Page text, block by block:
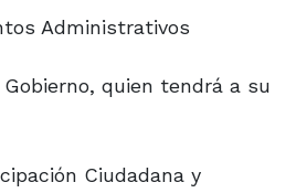
Administrativos
quien tendrá a su
Ciudadana y